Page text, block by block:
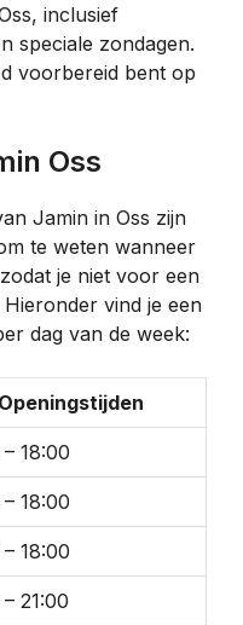
inclusief
speciale zondagen.
voorbereid bent op
Oss
Jamin in Oss zijn
te weten wanneer
je niet voor een
vind je een
dag van de week:
Openingstijden
18:00
18:00
18:00
21:00